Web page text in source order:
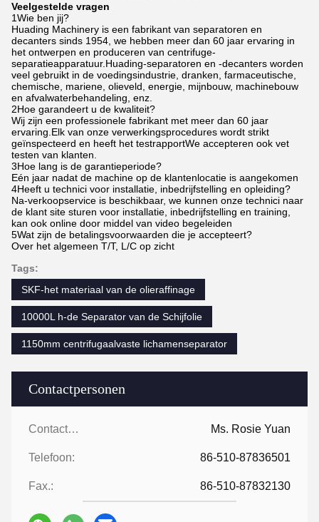
Contactpersonen
Contactpersonen: Ms. Rosie Yuan
Telefoon: 86-510-87836501
Fax.: 86-510-87832130
Veelgestelde vragen
1Wie ben jij?
Huading Machinery is een fabrikant van separatoren en
decanters sinds 1954, we hebben meer dan 60 jaar ervaring in
het ontwerpen en produceren van centrifuge-
separatieapparatuur.Huading-separatoren en -decanters worden
veel gebruikt in de voedingsindustrie, dranken, farmaceutische,
chemische, mariene, olieveld, energie, mijnbouw, machinebouw
en afvalwaterbehandeling, enz.
2Hoe garandeert u de kwaliteit?
Wij zijn een professionele fabrikant met meer dan 60 jaar
ervaring.Elk van onze verwerkingsprocedures wordt strikt
geïnspecteerd en heeft het testrapportWe accepteren ook vet
testen van klanten.
3Hoe lang is de garantieperiode?
Eén jaar nadat de machine op de klantenlocatie is aangekomen
4Heeft u technici voor installatie, inbedrijfstelling en opleiding?
Na-verkoopservice is beschikbaar, we kunnen onze technici naar
de klant site sturen voor installatie, inbedrijfstelling en training,
kan ook online door middel van video begeleiden
5Wat zijn de betalingsvoorwaarden die je accepteert?
Over het algemeen T/T, L/C op zicht
Tags:
SKF-het materiaal van de olieraffinage
10000L h-de Separator van de Schijfolie
1150mm centrifugaalvaste lichamenseparator